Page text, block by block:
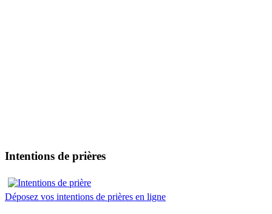
Intentions de prières
Déposez vos intentions de prières en ligne